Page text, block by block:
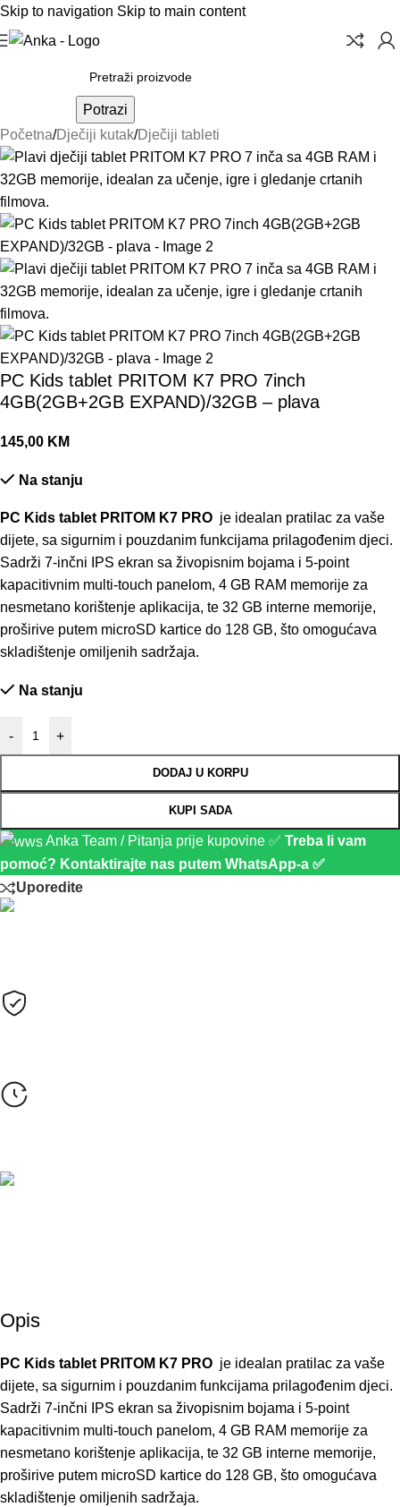
Skip to navigation Skip to main content
Potrazi
Početna/Dječiji kutak/Dječiji tableti
PC Kids tablet PRITOM K7 PRO 7inch
4GB(2GB+2GB EXPAND)/32GB – plava
145,00 KM
Na stanju
PC Kids tablet PRITOM K7 PRO je idealan pratilac za vaše
dijete, sa sigurnim i pouzdanim funkcijama prilagođenim djeci.
Sadrži 7-inčni IPS ekran sa živopisnim bojama i 5-point
kapacitivnim multi-touch panelom, 4 GB RAM memorije za
nesmetano korištenje aplikacija, te 32 GB interne memorije,
proširive putem microSD kartice do 128 GB, što omogućava
skladištenje omiljenih sadržaja.
Na stanju
- +
DODAJ U KORPU
KUPI SADA
Anka Team / Pitanja prije kupovine ✅ Treba li vam
pomoć? Kontaktirajte nas putem WhatsApp-a ✅
Uporedite
Opis
PC Kids tablet PRITOM K7 PRO je idealan pratilac za vaše
dijete, sa sigurnim i pouzdanim funkcijama prilagođenim djeci.
Sadrži 7-inčni IPS ekran sa živopisnim bojama i 5-point
kapacitivnim multi-touch panelom, 4 GB RAM memorije za
nesmetano korištenje aplikacija, te 32 GB interne memorije,
proširive putem microSD kartice do 128 GB, što omogućava
skladištenje omiljenih sadržaja.